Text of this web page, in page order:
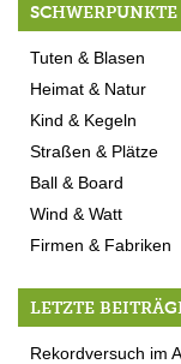
SCHWERPUNKTE
Tuten & Blasen
Heimat & Natur
Kind & Kegeln
Straßen & Plätze
Ball & Board
Wind & Watt
Firmen & Fabriken
LETZTE
Rekordversuch im